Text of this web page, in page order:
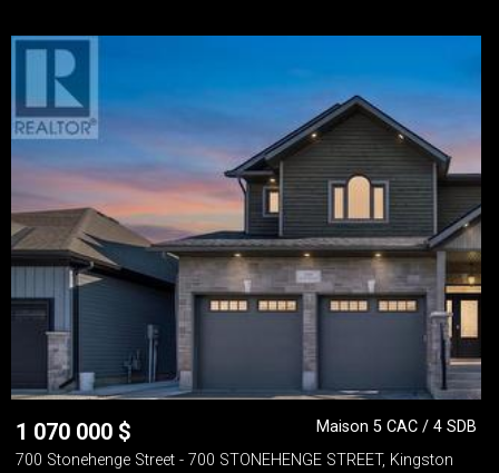
1 070 000 $
Maison 5 CAC / 4 SDB
700 Stonehenge Street - 700 STONEHENGE STREET, Kingston